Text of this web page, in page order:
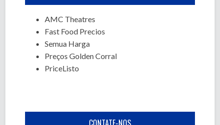
AMC Theatres
Fast Food Precios
Semua Harga
Preços Golden Corral
PriceListo